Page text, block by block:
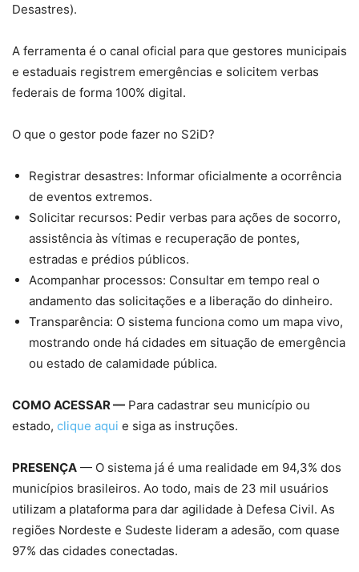
Desastres).
A ferramenta é o canal oficial para que gestores municipais
e estaduais registrem emergências e solicitem verbas
federais de forma 100% digital.
O que o gestor pode fazer no S2iD?
Registrar desastres: Informar oficialmente a ocorrência
de eventos extremos.
Solicitar recursos: Pedir verbas para ações de socorro,
assistência às vítimas e recuperação de pontes,
estradas e prédios públicos.
Acompanhar processos: Consultar em tempo real o
andamento das solicitações e a liberação do dinheiro.
Transparência: O sistema funciona como um mapa vivo,
mostrando onde há cidades em situação de emergência
ou estado de calamidade pública.
COMO ACESSAR — Para cadastrar seu município ou
estado, clique aqui e siga as instruções.
PRESENÇA — O sistema já é uma realidade em 94,3% dos
municípios brasileiros. Ao todo, mais de 23 mil usuários
utilizam a plataforma para dar agilidade à Defesa Civil. As
regiões Nordeste e Sudeste lideram a adesão, com quase
97% das cidades conectadas.